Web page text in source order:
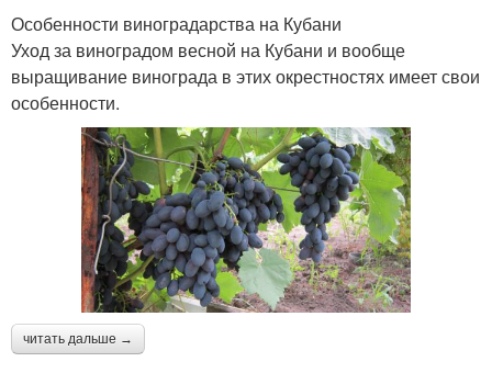
Особенности виноградарства на Кубани
Уход за виноградом весной на Кубани и вообще
выращивание винограда в этих окрестностях имеет свои
особенности.
читать дальше →